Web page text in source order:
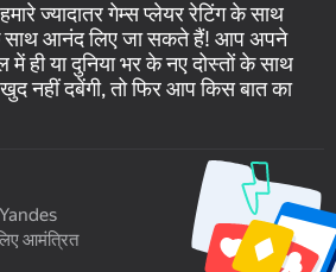
ज्यादातर गेम्स प्लेयर रेटिंग के साथ
आनंद लिए जा सकते हैं! आप अपने
में ही या दुनिया भर के नए दोस्तों के साथ
नहीं दबेंगी, तो फिर आप किस बात का
आमंत्रित